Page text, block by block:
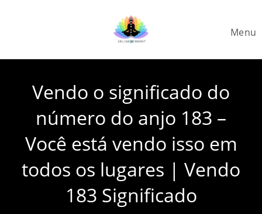
Menu
Vendo o significado do
número do anjo 183 –
Você está vendo isso em
todos os lugares | Vendo
183 Significado